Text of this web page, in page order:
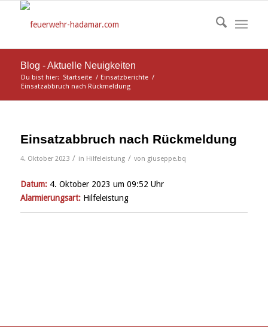
Blog - Aktuelle Neuigkeiten
Du bist hier: Startseite / Einsatzberichte /
Einsatzabbruch nach Rückmeldung
Einsatzabbruch nach Rückmeldung
4. Oktober 2023 / in Hilfeleistung / von giuseppe.bq
Datum:4. Oktober 2023 um 09:52 Uhr
Alarmierungsart:Hilfeleistung